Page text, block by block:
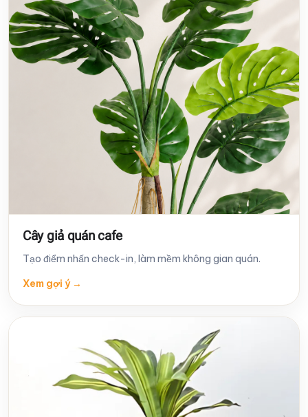
Cây giả quán cafe
Tạo điểm nhấn check-in, làm mềm không gian quán.
Xem gợi ý →